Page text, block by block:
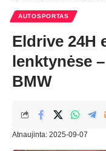
AUTOSPORTAS
Eldrive 24H
lenktynėse
BMW
Atnaujinta: 2025-09-07